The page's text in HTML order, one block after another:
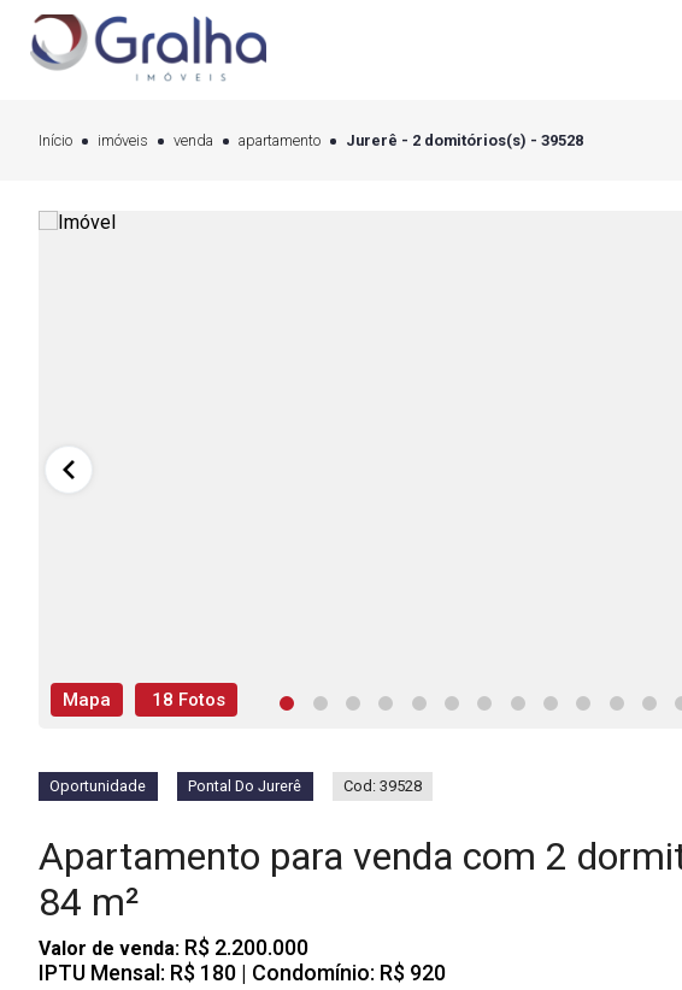
Início imóveis venda apartamento Jurerê - 2 domitórios(s) - 39528
Mapa 18 Fotos
Oportunidade Pontal Do Jurerê Cod: 39528
Apartamento para venda com 2
84 m²
Valor de venda: R$ 2.200.000
IPTU Mensal: R$ 180 | Condomínio: R$ 920